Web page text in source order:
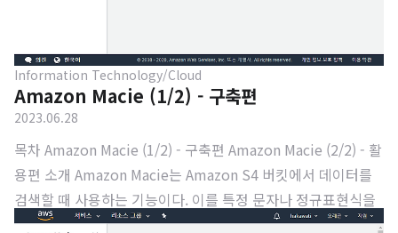
Information Technology/Cloud
Amazon Macie (1/2) - 구축편
2023.06.28
목차 Amazon Macie (1/2) - 구축편 Amazon Macie (2/2) - 활
용편 소개 Amazon Macie는 Amazon S4 버킷에서 데이터를
검색할 때 사용하는 기능이다. 이를 특정 문자나 정규표현식을
사용하여 찾는다. 설명에는 기계학습을 사용하여 개인정보(PII)